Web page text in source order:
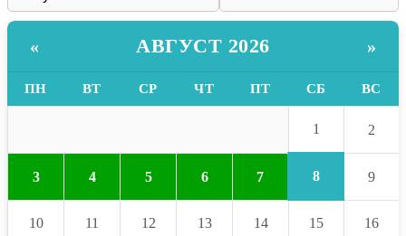
« АВГУСТ 2026 »
ПН ВТ СР ЧТ ПТ СБ ВС
1 2
3 4 5 6 7 8 9
10 11 12 13 14 15 16